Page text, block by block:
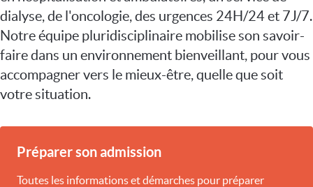
dialyse, de l'oncologie, des urgences 24H/24 et 7J/7.
Notre équipe pluridisciplinaire mobilise son savoir-
faire dans un environnement bienveillant, pour vous
accompagner vers le mieux-être, quelle que soit
votre situation.
Préparer son admission
Toutes les informations et démarches pour préparer